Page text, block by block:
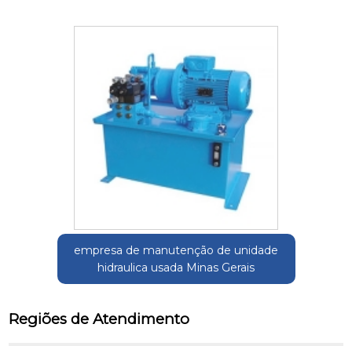
empresa de manutenção de unidade
hidraulica usada Minas Gerais
Regiões de Atendimento